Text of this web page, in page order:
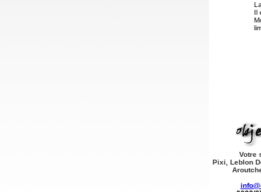
Votre
Pixi, Leblon